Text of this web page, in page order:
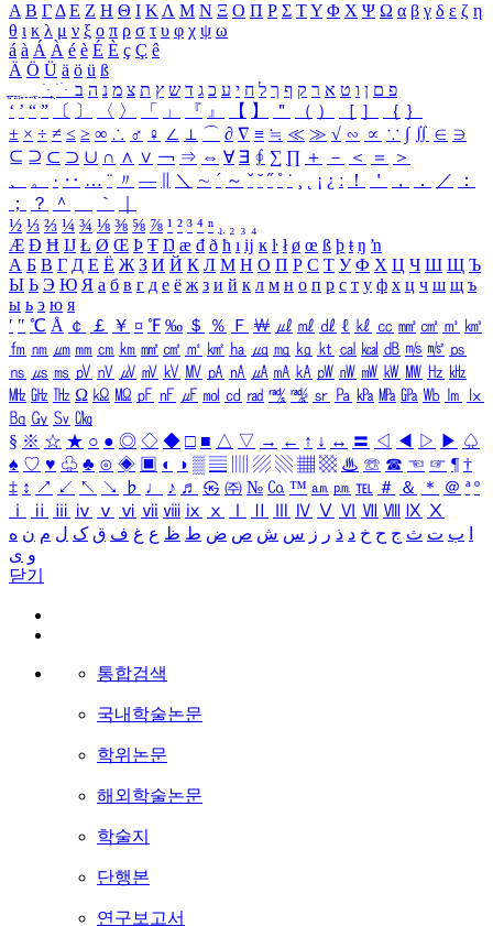
Α Β ΓΔ Ε Ζ Η Θ Ι ΚΛ Μ Ν Ξ Ο Π Ρ Σ ΤΥ Φ Χ Ψ Ω α β γ δ ε ζ η
θ ι κ λ μ ν ξ ο π ρ σ τ υ φ χ ψ ω
á à Á À é è É È ç Ç ê
Ä Ö Ü ä ö ü ß
ִֶֹ ֻּ ׁׂ פ ם ן ו ט א ר ק ף ך ל ח י ע כ ג ד ש ץ ת צ מ נ ה ב
‘ ’ “ ” 〔 〕 〈 〉 「 」 『 』 【 】 ＂ （ ） ［ ］ ｛ ｝
± × ÷ ≠ ≤ ≥ ∞ ∴ ♂ ♀ ∠ ⊥ ⌒ ∂ ∇ ≡ ≒ ≪ ≫ √ ∽ ∝ ∵ ∫ ∬ ∈ ∋
⊆ ⊇ ⊂ ⊃ ∪ ∩ ∧ ∨ ￢ ⇒ ⇔ ∀ ∃ ∮ ∑ ∏ ＋ － ＜ ＝
＞
、
。 · ‥ … ¨ 〃 ― ＼ ∼ ´ ～ ˇ ˘ ˝ ˚ ˙ ¸ ¡ ¿ ː ！ ＇ ， ． ／
：
；
？ ＾ ｀
½ ⅓ ⅔ ¼ ¾ ⅛ ⅜ ⅝ ⅞ ¹ ² ³ ⁴ ⁿ ₁ ₂ ₃ ₄
Æ Ð Ħ Ĳ Ł Ø Œ Þ Ŧ Ŋ æ đ ð ħ ı ĳ ĸ ŀ ł ø œ ß þ ŧ ŋ ŉ
А Б В Г Д Е Ё Ж З И Й К Л М Н О П Р С Т У Ф Х Ц Ч Ш Щ Ъ
Ы Ь Э Ю Я а б в г д е ё ж з и й к л м н о п р с т у ф х ц ч ш щ ъ
ы ь э ю я
′ ″ ℃ Å ￠ ￡ ￥ ¤ ℉ ‰ ＄ ％ Ｆ ￦ ㎕ ㎖ ㎗ ℓ ㎘ ㏄ ㎣ ㎤ ㎥ ㎦
㎙ ㎚ ㎛ ㎜ ㎝ ㎞ ㎟ ㎠ ㎡ ㎢ ㏊ ㎍ ㎎ ㎏ ㏏ ㎈ ㎉ ㏈ ㎧ ㎨ ㎰
㎱ ㎲ ㎳ ㎴ ㎵ ㎶ ㎷ ㎸ ㎹ ㎀ ㎁ ㎂ ㎃ ㎄ ㎺ ㎻ ㎽ ㎾ ㎿ ㎐ ㎑
㎒ ㎓ ㎔ Ω ㏀ ㏁ ㎊ ㎋ ㎌ ㏖ ㏅ ㎭ ㎮ ㎯ ㏛ ㎩ ㎪ ㎫ ㎬ ㏝ ㏐
㏓
㏃ ㏉ ㏜ ㏆
§ ※ ☆ ★ ○ ● ◎ ◇ ◆ □ ■ △ ▽ → ← ↑ ↓ ↔ 〓 ◁ ◀ ▷ ▶ ♤
♠ ♡ ♥ ♧ ♣ ⊙ ◈ ▣ ◐ ◑ ▒ ▤ ▨ ▧ ▦ ▩ ♨ ☏ ☎ ☜ ☞ ¶ †
‡ ↕ ↗ ↙ ↖ ↘ ♭ ♩ ♪ ♬ ㉿ ㈜ № ㏇ ™ ㏂ ㏘ ℡ ＃ ＆ ＊ ＠ ª º
ⅰ
ⅱ ⅲ ⅳ ⅴ ⅵ ⅶ ⅷ ⅸ ⅹ Ⅳ Ⅴ Ⅵ Ⅶ Ⅷ Ⅸ Ⅹ
ب ت ث ج ح خ د ذ ر ز س ش ص ض ط ظ ع غ ف ق ک ل م ن ه
و ی
닫기
통합검색
국내학술논문
학위논문
해외학술논문
학술지
단행본
연구보고서